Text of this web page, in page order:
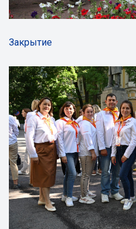
Закрытие